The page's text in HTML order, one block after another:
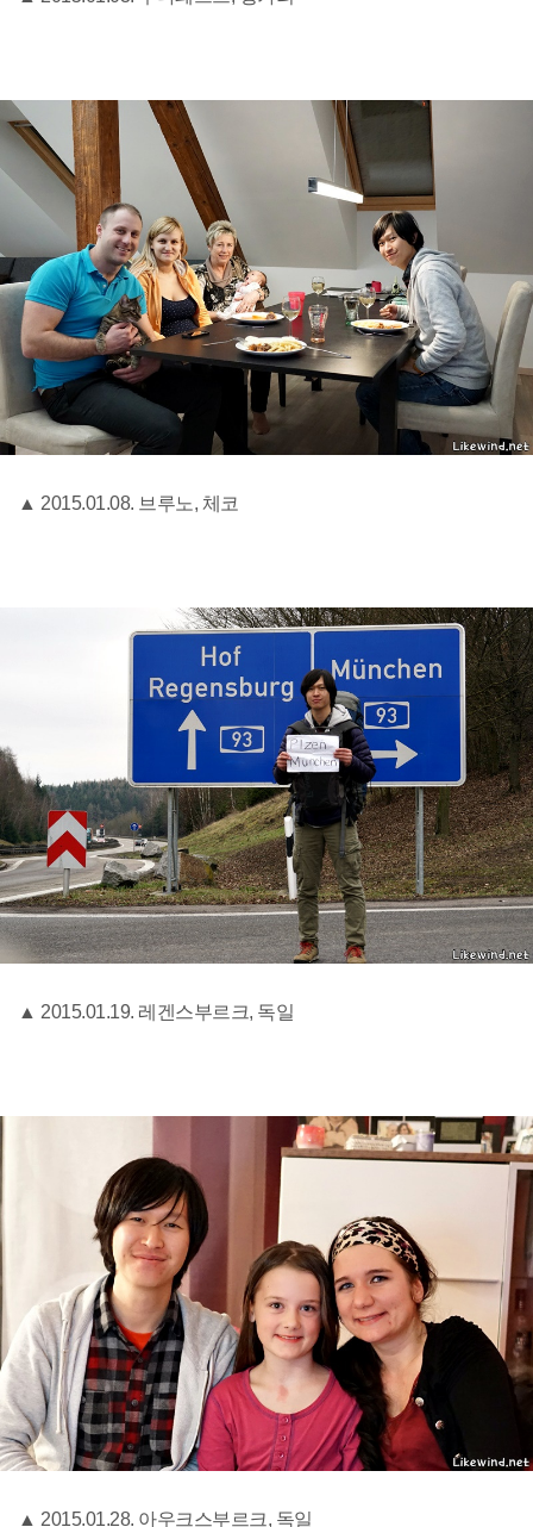
▲ 2015.01.08. 브루노, 체코
▲ 2015.01.19. 레겐스부르크, 독일
▲ 2015.01.28. 아우크스부르크, 독일